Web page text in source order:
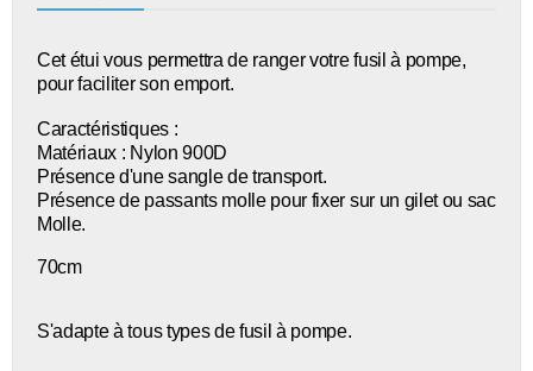
Cet étui vous permettra de ranger votre fusil à pompe,
pour faciliter son emport.
Caractéristiques :
Matériaux : Nylon 900D
Présence d'une sangle de transport.
Présence de passants molle pour fixer sur un gilet ou sac
Molle.
70cm
S'adapte à tous types de fusil à pompe.